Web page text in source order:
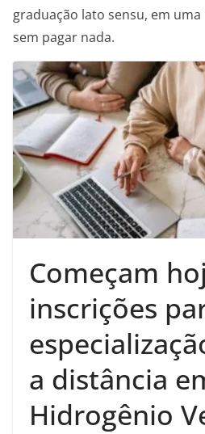
graduação lato sensu, em
sem pagar nada.
Começam
inscrições
a distância
Hidrogênio